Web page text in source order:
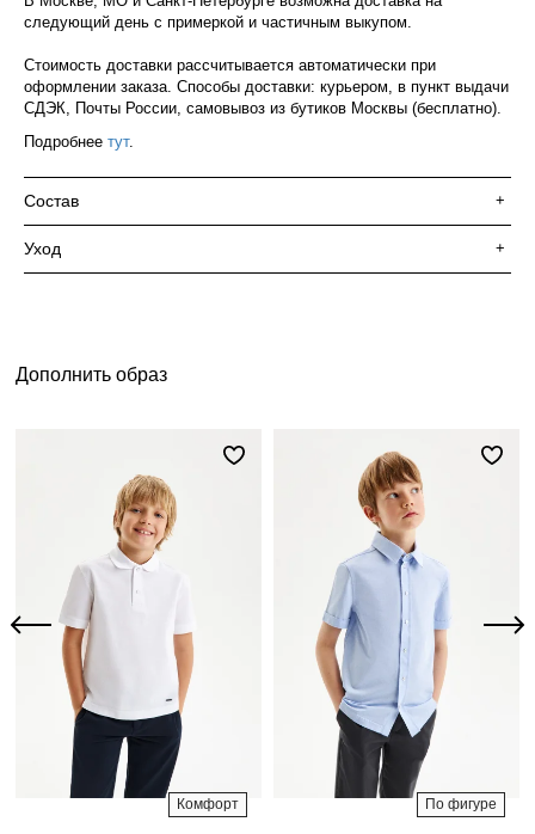
следующий день с примеркой и частичным выкупом.
Стоимость доставки рассчитывается автоматически при
оформлении заказа. Способы доставки: курьером, в пункт выдачи
СДЭК, Почты России, самовывоз из бутиков Москвы (бесплатно).
Подробнее тут.
Состав +
Уход +
Дополнить образ
Комфорт По фигуре